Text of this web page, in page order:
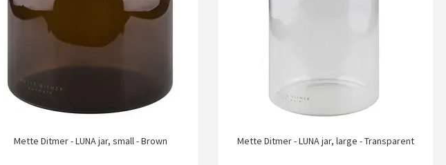
Mette Ditmer - LUNA jar, small - Brown Mette Ditmer - LUNA jar, large - Transparent